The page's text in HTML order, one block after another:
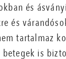
és
és
tartalmaz
is